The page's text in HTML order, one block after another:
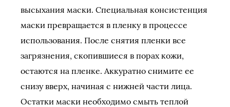
высыхания маски. Специальная консистенция
маски превращается в пленку в процессе
использования. После снятия пленки все
загрязнения, скопившиеся в порах кожи,
остаются на пленке. Аккуратно снимите ее
снизу вверх, начиная с нижней части лица.
Остатки маски необходимо смыть теплой